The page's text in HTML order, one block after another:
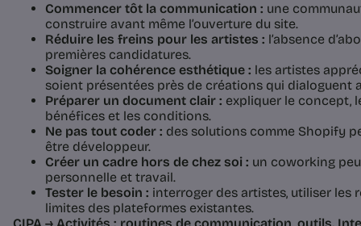
Commencer tôt la communication : une
construire avant même l’ouverture du site.
Réduire les freins pour les artistes : l’absence
premières candidatures.
Soigner la cohérence esthétique : les artistes
soient présentées près de créations qui dialoguent
Préparer un document clair : expliquer le concept,
bénéfices et les conditions.
Ne pas tout coder : des solutions comme Shopify
être développeur.
Créer un cadre hors de chez soi : un coworking
personnelle et travail.
Tester le besoin : interroger des artistes, utiliser les
limites des plateformes existantes.